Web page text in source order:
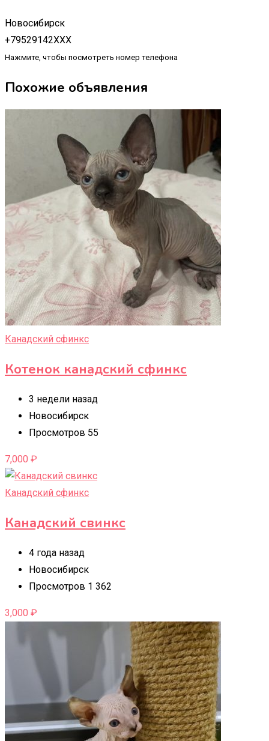
Новосибирск
+79529142XXX
Нажмите, чтобы посмотреть номер телефона
Похожие объявления
Канадский сфинкс
Котенок канадский сфинкс
3 недели назад
Новосибирск
Просмотров 55
7,000 ₽
Канадский сфинкс
Канадский свинкс
4 года назад
Новосибирск
Просмотров 1 362
3,000 ₽